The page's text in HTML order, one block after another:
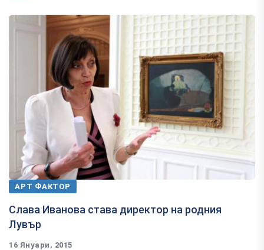
АРТ ФАКТОР
Слава Иванова става директор на родния
Лувър
16 Януари, 2015